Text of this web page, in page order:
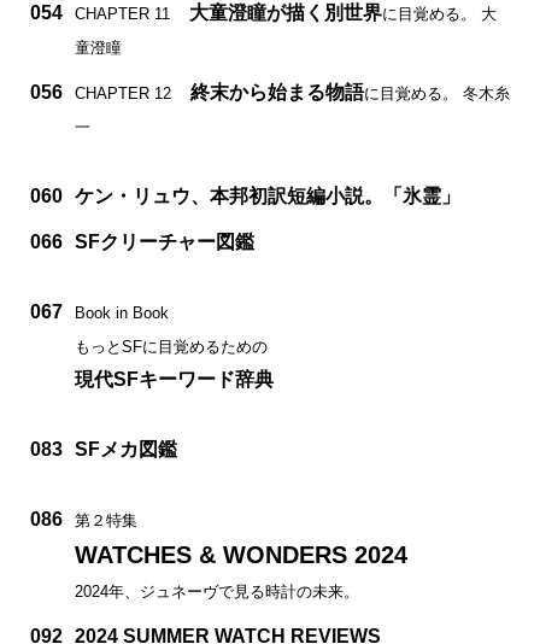
054 CHAPTER 11 大童澄瞳が描く別世界に目覚める。 大
童澄瞳
056 CHAPTER 12 終末から始まる物語に目覚める。 冬木糸
一
060 ケン・リュウ、本邦初訳短編小説。「氷霊」
066 SFクリーチャー図鑑
067
Book in Book
もっとSFに目覚めるための
現代SFキーワード辞典
083 SFメカ図鑑
086 第２特集
WATCHES & WONDERS 2024
2024年、ジュネーヴで見る時計の未来。
092 2024 SUMMER WATCH REVIEWS